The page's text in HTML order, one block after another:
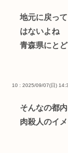
地元に戻っ
はないよね
青森県にと
10 : 2025/09/07(日)
そんなの都
肉殺人のイ